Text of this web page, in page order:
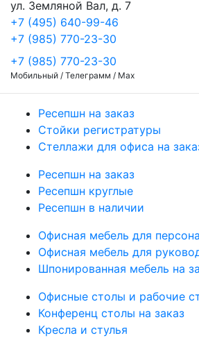
ул. Земляной Вал, д. 7
+7 (495) 640-99-46
+7 (985) 770-23-30
+7 (985) 770-23-30
Мобильный / Телеграмм / Max
Ресепшн на заказ
Стойки регистратуры
Стеллажи для офиса на
Ресепшн на заказ
Ресепшн круглые
Ресепшн в наличии
Офисная мебель для
Офисная мебель для
Шпонированная мебель на
Офисные столы и рабочие
Конференц столы на заказ
Кресла и стулья